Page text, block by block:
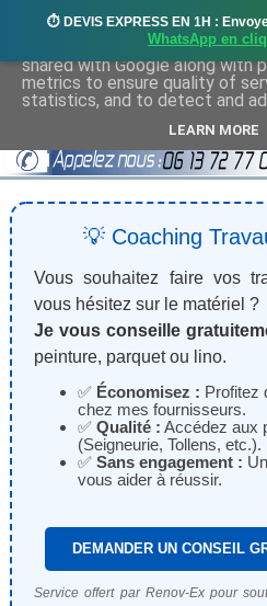
⏱️ DEVIS EXPRESS EN 1H :
WhatsApp en
💡 Coaching
Vous souhaitez faire vos
vous hésitez sur le matériel ?
Je vous conseille
peinture, parquet ou lino.
✅ Économisez : Profitez
chez mes fournisseurs.
✅ Qualité : Accédez aux
(Seigneurie, Tollens, etc.).
✅ Sans engagement :
vous aider à réussir.
DEMANDER UN CONSEIL
Service offert par Renov-Ex pour
This site uses cookies from
and to analyze traffic. Your IP
shared with Google along with
metrics to ensure quality of
statistics, and to detect and
LEARN MORE